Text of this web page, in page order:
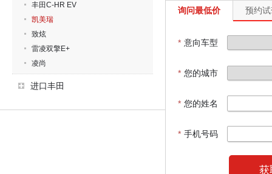
丰田C-HR EV
凯美瑞
致炫
雷凌双擎E+
凌尚
进口丰田
询问最低价 预约
* 意向车型
* 您的城市
* 您的姓名
* 手机号码
获